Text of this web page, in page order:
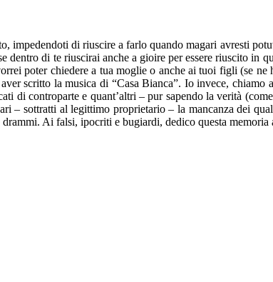
impedendoti di riuscire a farlo quando magari avresti
di te riuscirai anche a gioire per essere riuscito in
poter chiedere a tua moglie o anche ai tuoi figli (se ne
scritto la musica di “Casa Bianca”. Io invece, chiamo
di controparte e quant’altri – pur sapendo la verità
– sottratti al legittimo proprietario – la mancanza dei
Ai falsi, ipocriti e bugiardi, dedico questa